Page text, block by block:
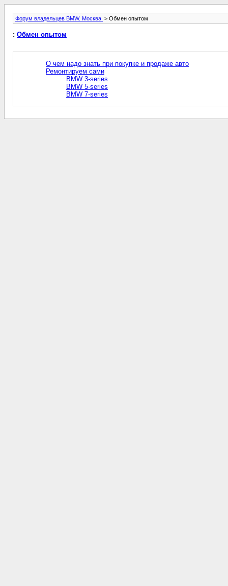
Форум владельцев BMW. Москва. > Обмен опытом
: Обмен опытом
О чем надо знать при покупке и продаже авто
Ремонтируем сами
BMW 3-series
BMW 5-series
BMW 7-series